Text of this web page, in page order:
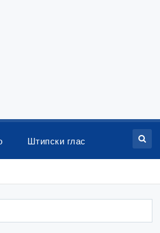
Штипски глас